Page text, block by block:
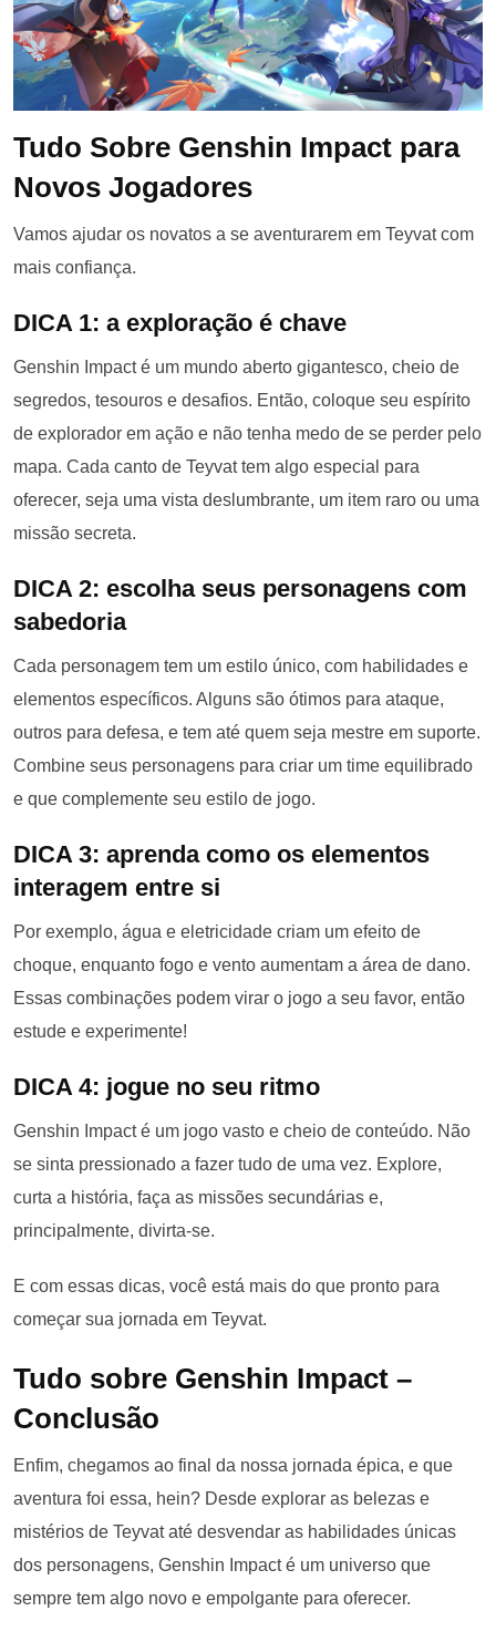
Tudo Sobre Genshin Impact para
Novos Jogadores
Vamos ajudar os novatos a se aventurarem em Teyvat com
mais confiança.
DICA 1: a exploração é chave
Genshin Impact é um mundo aberto gigantesco, cheio de
segredos, tesouros e desafios. Então, coloque seu espírito
de explorador em ação e não tenha medo de se perder pelo
mapa. Cada canto de Teyvat tem algo especial para
oferecer, seja uma vista deslumbrante, um item raro ou uma
missão secreta.
DICA 2: escolha seus personagens com
sabedoria
Cada personagem tem um estilo único, com habilidades e
elementos específicos. Alguns são ótimos para ataque,
outros para defesa, e tem até quem seja mestre em suporte.
Combine seus personagens para criar um time equilibrado
e que complemente seu estilo de jogo.
DICA 3: aprenda como os elementos
interagem entre si
Por exemplo, água e eletricidade criam um efeito de
choque, enquanto fogo e vento aumentam a área de dano.
Essas combinações podem virar o jogo a seu favor, então
estude e experimente!
DICA 4: jogue no seu ritmo
Genshin Impact é um jogo vasto e cheio de conteúdo. Não
se sinta pressionado a fazer tudo de uma vez. Explore,
curta a história, faça as missões secundárias e,
principalmente, divirta-se.
E com essas dicas, você está mais do que pronto para
começar sua jornada em Teyvat.
Tudo sobre Genshin Impact –
Conclusão
Enfim, chegamos ao final da nossa jornada épica, e que
aventura foi essa, hein? Desde explorar as belezas e
mistérios de Teyvat até desvendar as habilidades únicas
dos personagens, Genshin Impact é um universo que
sempre tem algo novo e empolgante para oferecer.